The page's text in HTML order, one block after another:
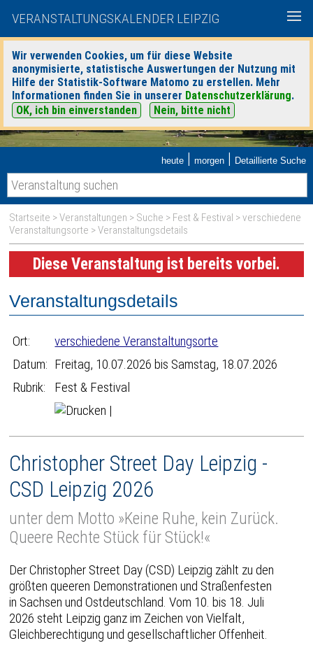
VERANSTALTUNGSKALENDER LEIPZIG
Wir verwenden Cookies, um für diese Website
anonymisierte, statistische Auswertungen der Nutzung mit
Hilfe der Statistik-Software Matomo zu erstellen. Mehr
Informationen finden Sie in unserer Datenschutzerklärung.
OK, ich bin einverstanden
Nein, bitte nicht
heute | morgen | Detaillierte Suche
Startseite >Veranstaltungen > Suche > Fest & Festival >verschiedene
Veranstaltungsorte > Veranstaltungsdetails
Diese Veranstaltung ist bereits vorbei.
Veranstaltungsdetails
Ort:
verschiedene Veranstaltungsorte
Datum: Freitag, 10.07.2026 bis Samstag, 18.07.2026
Rubrik:
Fest & Festival
|
Christopher Street Day Leipzig -
CSD Leipzig 2026
unter dem Motto »Keine Ruhe, kein Zurück.
Queere Rechte Stück für Stück!«
Der Christopher Street Day (CSD) Leipzig zählt zu den
größten queeren Demonstrationen und Straßenfesten
in Sachsen und Ostdeutschland. Vom 10. bis 18. Juli
2026 steht Leipzig ganz im Zeichen von Vielfalt,
Gleichberechtigung und gesellschaftlicher Offenheit.